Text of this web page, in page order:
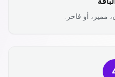
مميز، أو فاخر.